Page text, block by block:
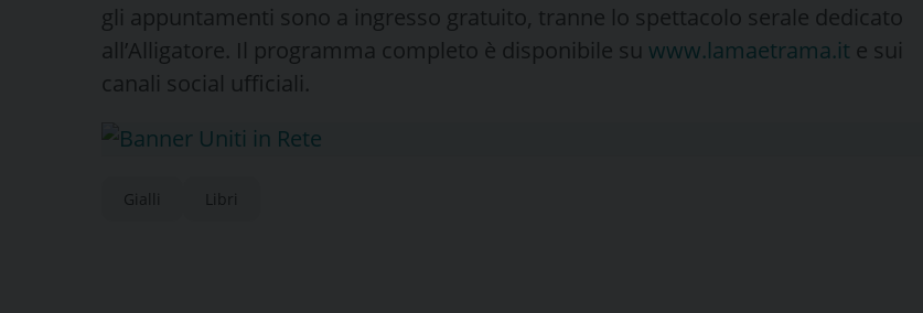
gli appuntamenti sono a ingresso gratuito, tranne lo spettacolo serale dedicato
all’Alligatore. Il programma completo è disponibile su www.lamaetrama.it e sui
canali social ufficiali.
Gialli Libri